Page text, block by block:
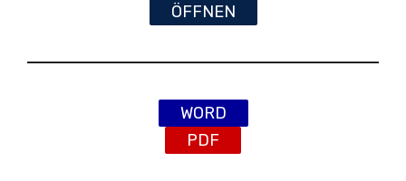
ÖFFNEN
WORD
PDF